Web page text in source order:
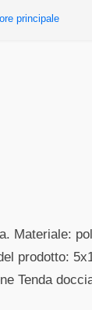
principale
Materiale:
prodotto:
Tenda